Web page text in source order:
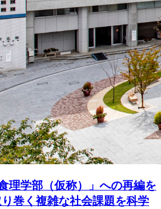
理学部（仮称）」への再編を
巻く複雑な社会課題を科学